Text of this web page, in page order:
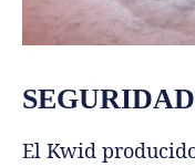
SEGURIDAD
El Kwid